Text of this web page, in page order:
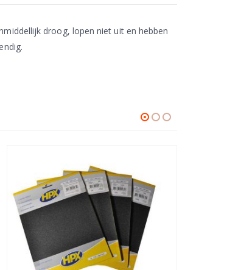
droog, lopen niet uit en hebben